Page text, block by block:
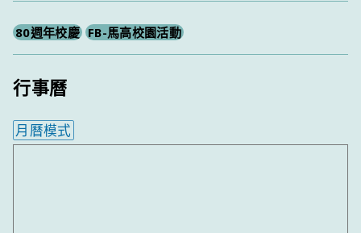
80週年校慶 FB-馬高校園活動
行事曆
月曆模式